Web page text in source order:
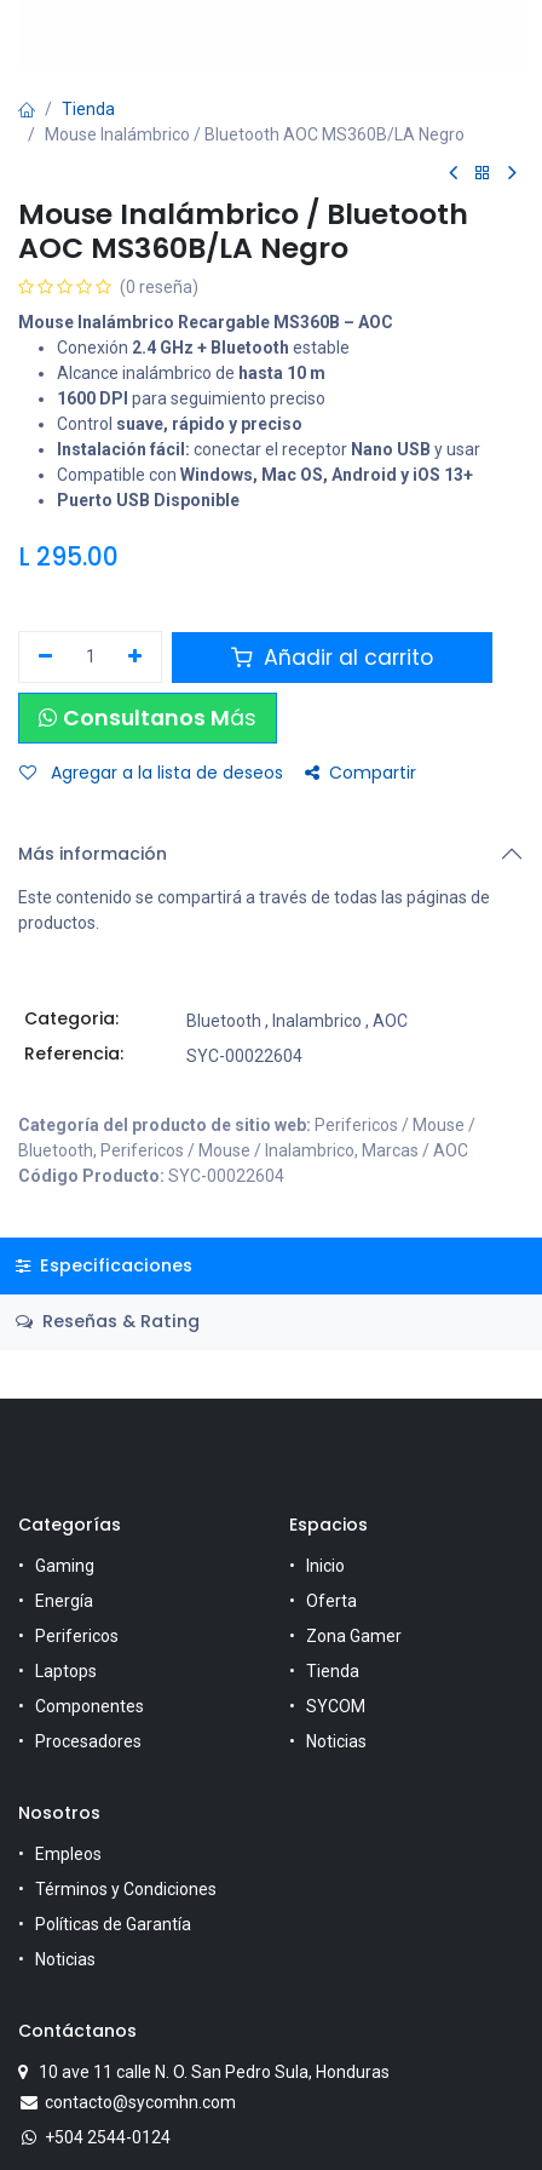
Tienda
Mouse Inalámbrico / Bluetooth AOC MS360B/LA Negro
Mouse Inalámbrico / Bluetooth
AOC MS360B/LA Negro
(0 reseña)
Mouse Inalámbrico Recargable MS360B – AOC
Conexión 2.4 GHz + Bluetooth estable
Alcance inalámbrico de hasta 10 m
1600 DPI para seguimiento preciso
Control suave, rápido y preciso
Instalación fácil: conectar el receptor Nano USB y usar
Compatible con Windows, Mac OS, Android y iOS 13+
Puerto USB Disponible
L 295.00
Añadir al carrito
Consultanos Más
Agregar a la lista de deseos Compartir
Más información
Este contenido se compartirá a través de todas las páginas de
productos.
Categoria: Bluetooth , Inalambrico , AOC
Referencia: SYC-00022604
Categoría del producto de sitio web: Perifericos / Mouse /
Bluetooth, Perifericos / Mouse / Inalambrico, Marcas / AOC
Código Producto: SYC-00022604
Especificaciones
Reseñas & Rating
Categorías
Gaming
Energía
Perifericos
Laptops
Componentes
Procesadores
Espacios
Inicio
Oferta
Zona Gamer
Tienda
SYCOM
Noticias
Nosotros
Empleos
Términos y Condiciones
Políticas de Garantía
Noticias
Contáctanos
10 ave 11 calle N. O. San Pedro Sula, Honduras
contacto@sycomhn.com
+504 2544-0124